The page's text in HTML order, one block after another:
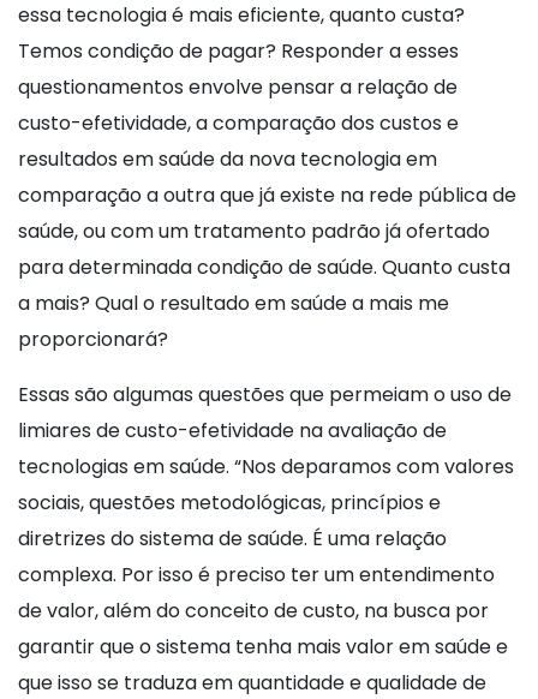
essa tecnologia é mais eficiente, quanto custa?
Temos condição de pagar? Responder a esses
questionamentos envolve pensar a relação de
custo-efetividade, a comparação dos custos e
resultados em saúde da nova tecnologia em
comparação a outra que já existe na rede pública de
saúde, ou com um tratamento padrão já ofertado
para determinada condição de saúde. Quanto custa
a mais? Qual o resultado em saúde a mais me
proporcionará?
Essas são algumas questões que permeiam o uso de
limiares de custo-efetividade na avaliação de
tecnologias em saúde. “Nos deparamos com valores
sociais, questões metodológicas, princípios e
diretrizes do sistema de saúde. É uma relação
complexa. Por isso é preciso ter um entendimento
de valor, além do conceito de custo, na busca por
garantir que o sistema tenha mais valor em saúde e
que isso se traduza em quantidade e qualidade de